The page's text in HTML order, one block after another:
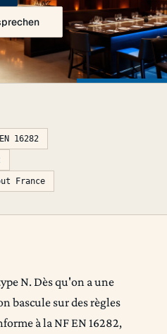
16282
France
N. Dès qu'on a une
bascule sur des règles
à la NF EN 16282,